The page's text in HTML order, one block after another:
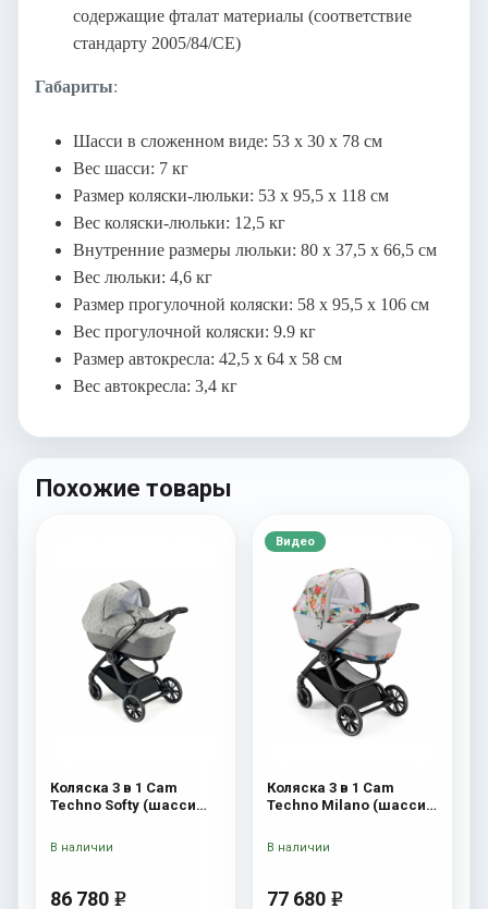
содержащие фталат материалы (соответствие
стандарту 2005/84/CE)
Габариты:
Шасси в сложенном виде: 53 х 30 х 78 см
Вес шасси: 7 кг
Размер коляски-люльки: 53 х 95,5 х 118 см
Вес коляски-люльки: 12,5 кг
Внутренние размеры люльки: 80 х 37,5 х 66,5 см
Вес люльки: 4,6 кг
Размер прогулочной коляски: 58 х 95,5 х 106 см
Вес прогулочной коляски: 9.9 кг
Размер автокресла: 42,5 х 64 х 58 см
Вес автокресла: 3,4 кг
Похожие товары
Коляска 3 в 1 Cam
Techno Softy (шасси
86 780 e
В наличии
Видео
Коляска 3 в 1 Cam
Techno Milano (шасси
77 680 e
В наличии